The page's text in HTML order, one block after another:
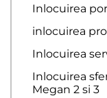
Inlocuirea
inlocuirea
Inlocuirea
Inlocuirea
Megan 2 si 3